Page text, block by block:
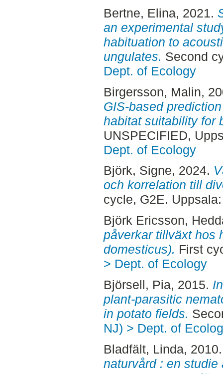
Bertne, Elina, 2021.
an experimental
habituation to
ungulates. Second
Dept. of Ecology
Birgersson, Malin,
GIS-based
habitat suitability for
UNSPECIFIED,
Dept. of Ecology
Björk, Signe, 2024.
och korrelation till
cycle, G2E.
Björk Ericsson,
påverkar tillväxt hos
domesticus). First
> Dept. of Ecology
Björsell, Pia, 2015.
plant-parasitic
in potato fields.
NJ) > Dept. of
Bladfält, Linda,
naturvård : en